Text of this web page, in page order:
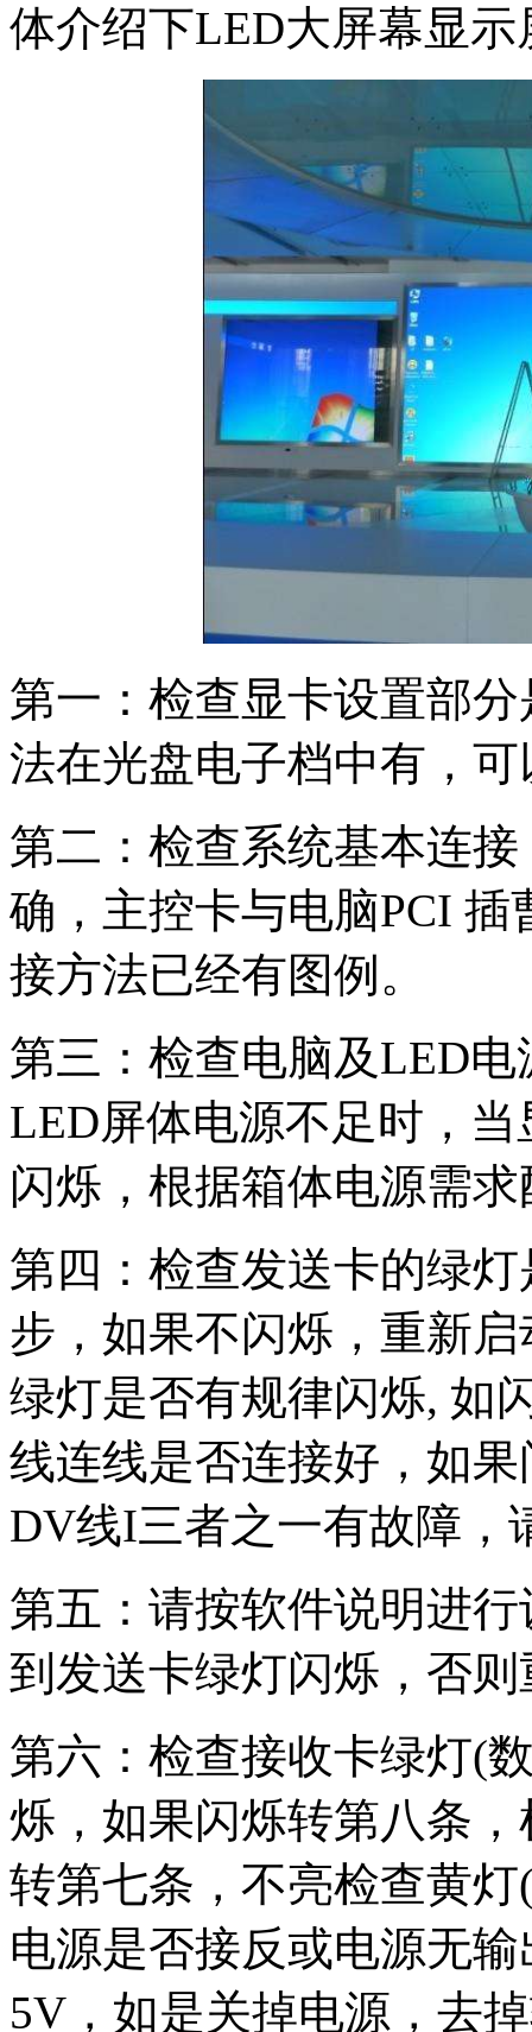
体介绍下LED大屏幕显
第一：检查显卡设置部
法在光盘电子档中有，
第二：检查系统基本连
确，主控卡与电脑PCI
接方法已经有图例。
第三：检查电脑及LED
LED屏体电源不足时，
闪烁，根据箱体电源需
第四：检查发送卡的绿
步，如果不闪烁，重新
绿灯是否有规律闪烁, 如
线连线是否连接好，如
DV线I三者之一有故障，
第五：请按软件说明进
到发送卡绿灯闪烁，否
第六：检查接收卡绿灯(
烁，如果闪烁转第八条
转第七条，不亮检查黄
电源是否接反或电源无
5V，如是关掉电源，去